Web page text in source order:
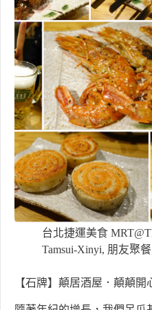
台北捷運美食
Tamsui-Xinyi, 朋友聚餐
【石牌】顛居酒屋．顛顛